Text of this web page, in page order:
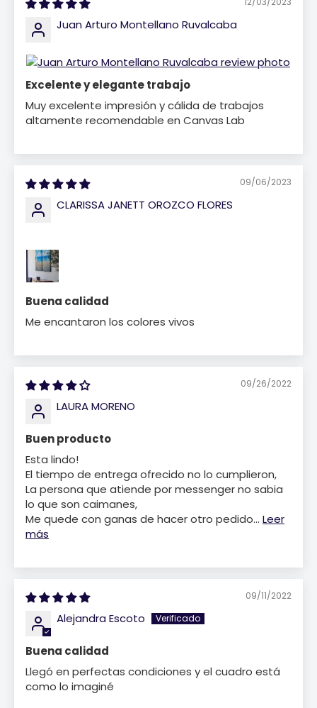
Juan Arturo Montellano Ruvalcaba
Excelente y elegante trabajo
Muy excelente impresión y cálida de trabajos
altamente recomendable en Canvas Lab
09/06/2023
CLARISSA JANETT OROZCO FLORES
Buena calidad
Me encantaron los colores vivos
09/26/2022
LAURA MORENO
Buen producto
Esta lindo!
El tiempo de entrega ofrecido no lo cumplieron,
La persona que atiende por messenger no sabia
lo que son caimanes,
Me quede con ganas de hacer otro pedido... Leer
más
09/11/2022
Alejandra Escoto
Buena calidad
Llegó en perfectas condiciones y el cuadro está
como lo imaginé